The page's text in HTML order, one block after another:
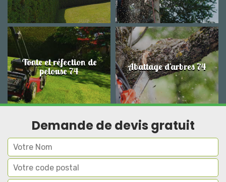
Tonte et réfection de
pelouse 74 Abattage d'arbres 74
Demande de devis gratuit